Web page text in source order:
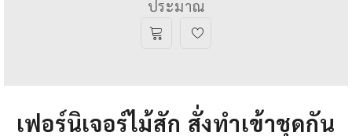
cm. จำนวน 8 ตัว ทำ
เบาะและพนักพิงหนา